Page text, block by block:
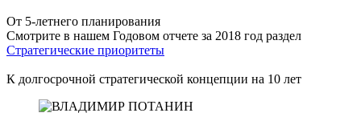
От 5-летнего планирования
Смотрите в нашем Годовом отчете за 2018 год раздел
Стратегические приоритеты
К долгосрочной стратегической концепции на 10 лет